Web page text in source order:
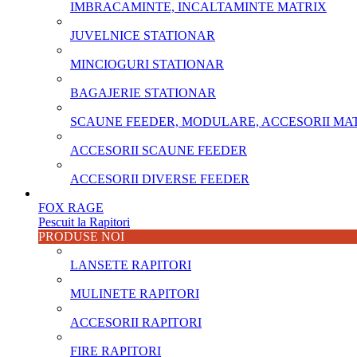
IMBRACAMINTE, INCALTAMINTE MATRIX
JUVELNICE STATIONAR
MINCIOGURI STATIONAR
BAGAJERIE STATIONAR
SCAUNE FEEDER, MODULARE, ACCESORII
ACCESORII SCAUNE FEEDER
ACCESORII DIVERSE FEEDER
FOX RAGE
Pescuit la Rapitori
PRODUSE NOI
LANSETE RAPITORI
MULINETE RAPITORI
ACCESORII RAPITORI
FIRE RAPITORI